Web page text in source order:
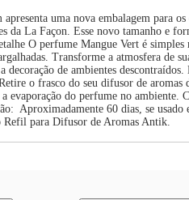
uma nova embalagem para
da La Façon. Esse novo tamanho e
O perfume Mangue Vert é
Transforme a atmosfera de
de ambientes
o frasco do seu difusor de
evaporação do perfume no
Aproximadamente 60 dias, se
Refil para Difusor de Aromas Antik.